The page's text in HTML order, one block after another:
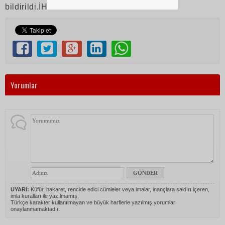
bildirildi.İHA
Yorumlar
UYARI: Küfür, hakaret, rencide edici cümleler veya imalar, inançlara saldırı içeren,
imla kuralları ile yazılmamış,
Türkçe karakter kullanılmayan ve büyük harflerle yazılmış yorumlar
onaylanmamaktadır.